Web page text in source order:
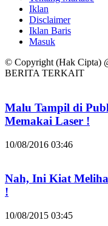
Iklan
Disclaimer
Iklan Baris
Masuk
© Copyright (Hak Cipta)
BERITA TERKAIT
Malu Tampil di
Memakai Laser !
10/08/2016 03:46
Nah, Ini Kiat
!
10/08/2015 03:45